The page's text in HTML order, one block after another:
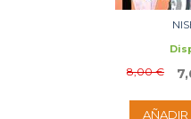
8,00 €
AÑADIR